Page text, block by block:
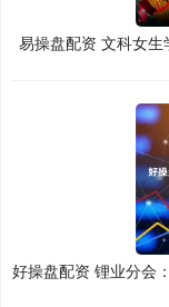
易操盘配资 文科女
好操盘配资 锂业分会